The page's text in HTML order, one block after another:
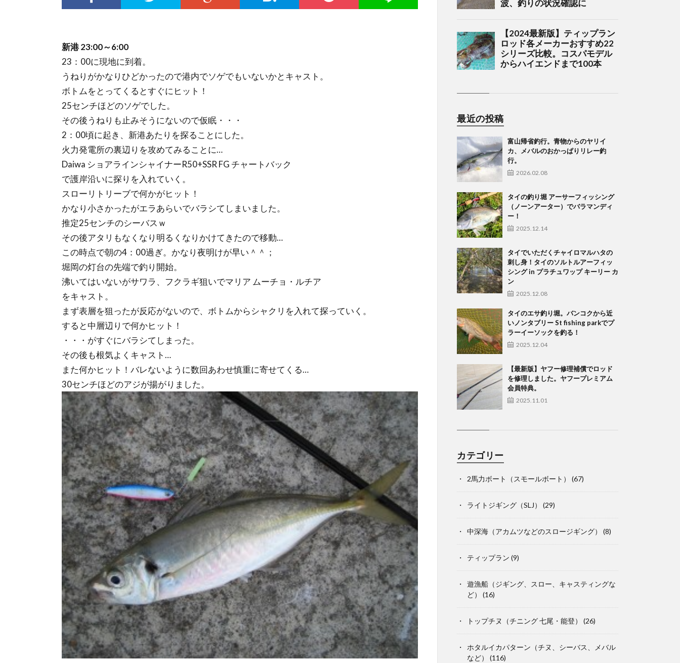
新港 23:00～6:00
23：00に現地に到着。
うねりがかなりひどかったので港内でソゲでもいないかとキャスト。
ボトムをとってくるとすぐにヒット！
25センチほどのソゲでした。
その後うねりも止みそうにないので仮眠・・・
2：00頃に起き、新港あたりを探ることにした。
火力発電所の裏辺りを攻めてみることに…
Daiwa ショアラインシャイナーR50+SSR FG チャートバック
で護岸沿いに探りを入れていく。
スローリトリーブで何かがヒット！
かなり小さかったがエラあらいでバラシてしまいました。
推定25センチのシーバスｗ
その後アタリもなくなり明るくなりかけてきたので移動…
この時点で朝の4：00過ぎ。かなり夜明けが早い＾＾；
堀岡の灯台の先端で釣り開始。
沸いてはいないがサワラ、フクラギ狙いでマリア ムーチョ・ルチア
をキャスト。
まず表層を狙ったが反応がないので、ボトムからシャクリを入れて探っていく。
すると中層辺りで何かヒット！
・・・がすぐにバラシてしまった。
その後も根気よくキャスト…
また何かヒット！バレないように数回あわせ慎重に寄せてくる…
30センチほどのアジが揚がりました。
最近の投稿
富山帰省釣行。青物からのヤリイ
カ、メバルのおかっぱりリレー釣
行。
2026.02.08
タイの釣り堀 アーサーフィッシング
（ノーンアーター）でバラマンディ
ー！
2025.12.14
タイでいただくチャイロマルハタの
刺し身！タイのソルトルアーフィッ
シング in プラチュワップ キーリー カ
ン
2025.12.08
タイのエサ釣り堀。バンコクから近
いノンタブリー St fishing parkでプ
ラーイーソックを釣る！
2025.12.04
【最新版】ヤフー修理補償でロッド
を修理しました。ヤフープレミアム
会員特典。
2025.11.01
カテゴリー
2馬力ボート（スモールボート） (67)
ライトジギング（SLJ） (29)
中深海（アカムツなどのスロージギング） (8)
ティップラン (9)
遊漁船（ジギング、スロー、キャスティングな
ど）
(16)
トップチヌ（チニング 七尾・能登） (26)
ホタルイカパターン（チヌ、シーバス、メバル
など）
(116)